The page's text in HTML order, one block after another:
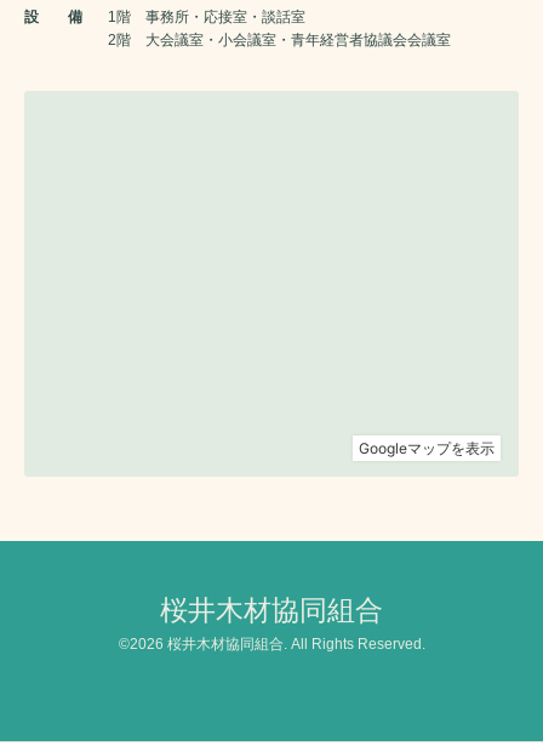
設 備
1階 事務所・応接室・談話室
2階 大会議室・小会議室・青年経営者協議会会議室
桜井木材協同組合
©2026 桜井木材協同組合. All Rights Reserved.